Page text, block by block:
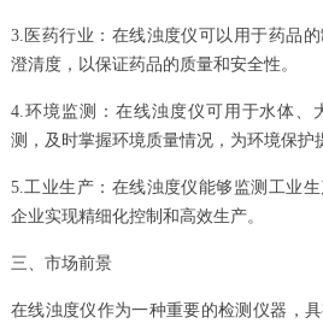
3.医药行业：在线浊度仪可以用于药品
澄清度，以保证药品的质量和安全性。
4.环境监测：在线浊度仪可用于水体、
测，及时掌握环境质量情况，为环境保护
5.工业生产：在线浊度仪能够监测工业
企业实现精细化控制和高效生产。
三、市场前景
在线浊度仪作为一种重要的检测仪器，